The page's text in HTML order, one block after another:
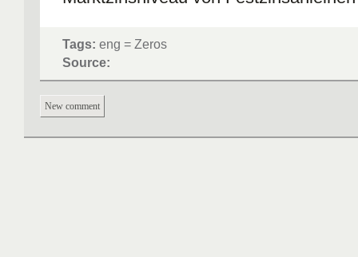
Kündigungsrecht, in der
bzw. in denSteuervorteilen
sein mag.
Tags: eng = Zeros
Source:
New comment